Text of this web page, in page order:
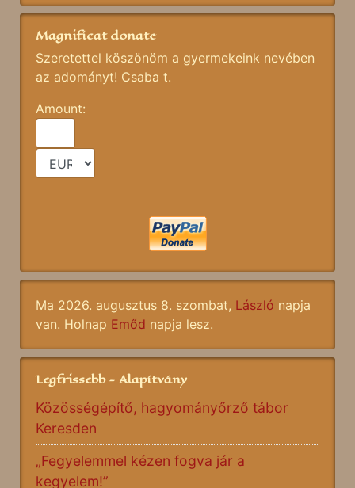
Magnificat donate
Szeretettel köszönöm a gyermekeink nevében
az adományt! Csaba t.
Amount:
Ma 2026. augusztus 8. szombat, László napja
van. Holnap Emőd napja lesz.
Legfrissebb - Alapítvány
Közösségépítő, hagyományőrző tábor
Keresden
„Fegyelemmel kézen fogva jár a
kegyelem!”